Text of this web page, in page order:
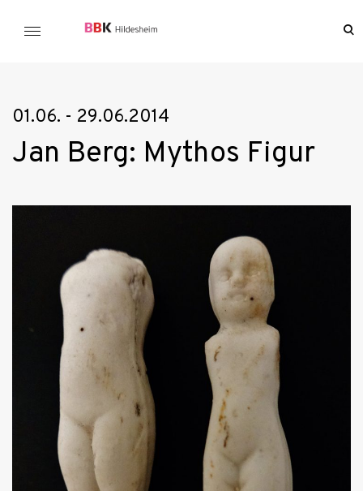
01.06. - 29.06.2014
Jan Berg: Mythos Figur